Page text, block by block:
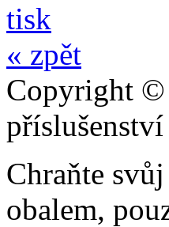
tisk
« zpět
Copyright ©
Chraňte
obalem,